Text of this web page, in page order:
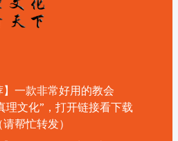
】一款非常好用的教会
理文化”，打开链接看下载
帮忙转发）